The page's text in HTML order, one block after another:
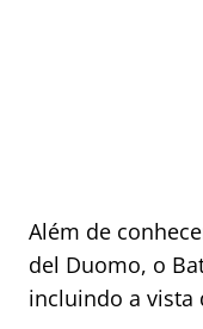
Além de
del Duomo, o
incluindo a vista